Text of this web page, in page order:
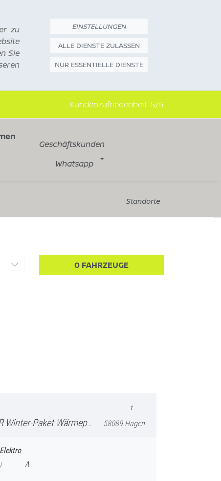
Kundenzufriedenheit: 5/5
Geschäftskunden
Whatsapp
Standorte
0 FAHRZEUGE
1
FullLink Rückfahrkamera 58089 Hagen
Elektro
A
zu
Sie
EINSTELLUNGEN
ALLE DIENSTE ZULASSEN
NUR ESSENTIELLE DIENSTE